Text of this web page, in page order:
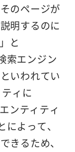
のページが
明するのに
と
索エンジン
いわれてい
ィに
ンティティ
よって、
きるため、